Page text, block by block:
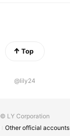
Top
@lily24
© LY Corporation
Other official accounts